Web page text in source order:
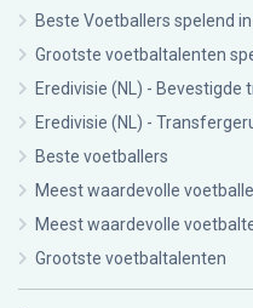
Beste Voetballers spelend
Grootste voetbaltalenten
Eredivisie (NL) - Bevestigde
Eredivisie (NL) -
Beste voetballers
Meest waardevolle
Meest waardevolle
Grootste voetbaltalenten